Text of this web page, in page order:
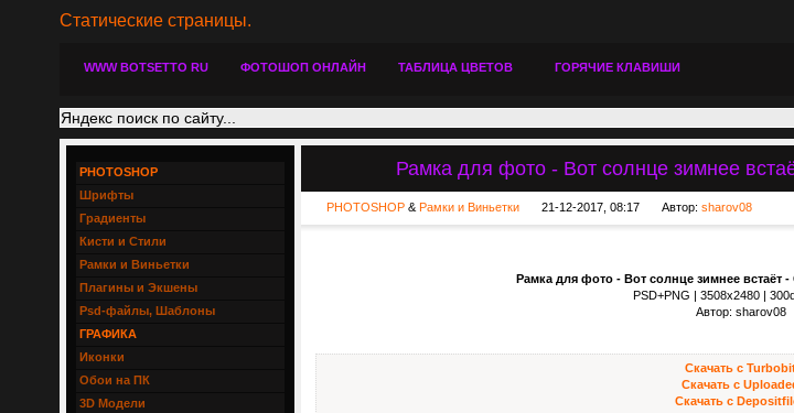
Статические страницы.
WWW BOTSETTO RU ФОТОШОП ОНЛАЙН ТАБЛИЦА ЦВЕТОВ ГОРЯЧИЕ КЛАВИШИ
Рамка для фото - Вот солнце зимнее
PHOTOSHOP& Рамки и Виньетки 21-12-2017, 08:17 Автор: sharov08
Рамка для фото - Вот солнце зимнее встаёт
PSD+PNG | 3508x2480 |
Автор: sharov08
Скачать с
Скачать с
Скачать с
PHOTOSHOP
Шрифты
Градиенты
Кисти и Стили
Рамки и Виньетки
Плагины и Экшены
Psd-файлы, Шаблоны
ГРАФИКА
Иконки
Обои на ПК
3D Модели